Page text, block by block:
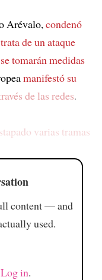
Arévalo,condenó
de un ataque
se tomarán medidas
manifestó su
de las redes.
varias tramas
content — and
used.
Log in.